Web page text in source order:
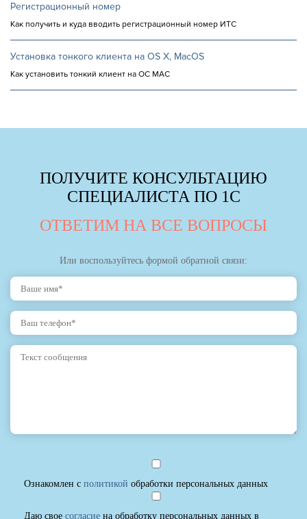
Регистрационный номер
Как получить и куда вводить регистрационный номер ИТС
Установка тонкого клиента на OS X, MacOS
Как установить тонкий клиент на ОС MAC
ПОЛУЧИТЕ КОНСУЛЬТАЦИЮ
СПЕЦИАЛИСТА ПО 1С
ОТВЕТИМ НА ВСЕ ВОПРОСЫ
Или воспользуйтесь формой обратной связи:
Ознакомлен с политикой обработки персональных данных
Даю свое согласие на обработку персональных данных в